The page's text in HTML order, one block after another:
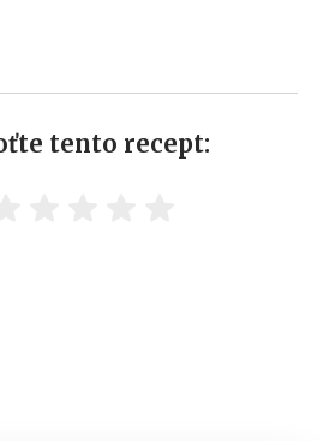
tento recept: